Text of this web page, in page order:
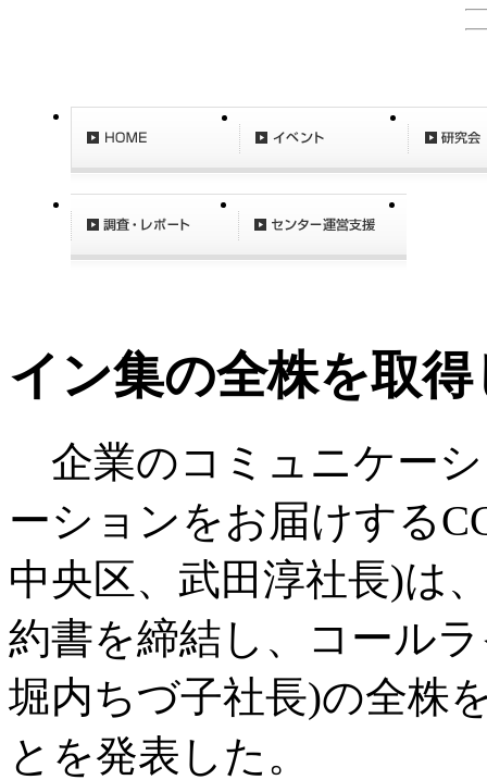
イン集の全株を取
企業のコミュニケー
ーションをお届けする
中央区、武田淳社長)は
約書を締結し、コール
堀内ちづ子社長)の全株
とを発表した。